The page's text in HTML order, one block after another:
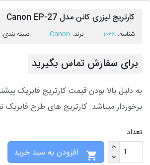
کارتریج لیزری کانن مدل Canon EP-27
ﺷﻨﺎﺳﻪ: 1066 ﺑﺮﻧﺪ: Canon ﺩﺳﺘﻪ ﺑﻨﺪی:
برای سفارش تماس بگیرید
به دلیل بالا بودن قیمت کارتریج فابریک
برخوردار میباشد. کارتریج های طرح فابریک
تعداد
